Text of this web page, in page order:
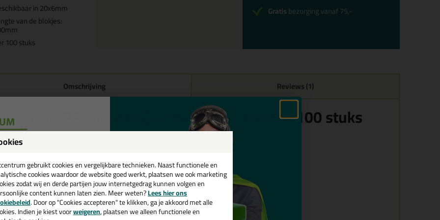
in 20x6mm
van de blokjes:
100 stuks
Gratisbezorging vanaf 75,-
Omschrijving Reviews (1)
(PP) glasblokjes van 20mm breed - 100 stuks
glasblokjes voor beglazingen volgens de laatste richtlijnen.
Deze glasblokjes worden per 100 geleverd
Deze glasblokjes hebben een lengte van 100mm
Deze glasblokjes hebben een breedte van 20mm
De dikte van de glasblokjes zijn te kiezen
Beschikbaar in diktes van 1 t/m 6mm
Deze glasblokjes zijn van kunststof (polypropyleen)
gebruikt cookies en vergelijkbare technieken. Naast functionele en
cookies waardoor de website goed werkt, plaatsen we ook marketing
zodat wij en derde partijen jouw internetgedrag kunnen volgen en
content kunnen laten zien. Meer weten?Lees hier ons
. Door op "Cookies accepteren" te klikken, ga je akkoord met alle
Indien je kiest voorweigeren, plaatsen we alleen functionele en
💚
en ontvang een
€35,-bij je eerste bestelling!